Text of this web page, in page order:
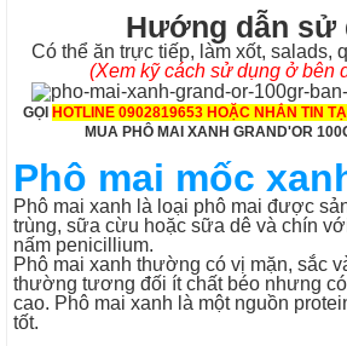
Hướng dẫn sử
Có thể ăn trực tiếp, làm xốt, salads,
(Xem kỹ cách sử dụng ở bên
GỌI HOTLINE 0902819653 HOẶC NHẮN TIN
MUA PHÔ MAI XANH GRAND'OR
Phô mai mốc
Phô mai xanh là loại phô mai được
trùng, sữa cừu hoặc sữa dê và chín
nấm penicillium.
Phô mai xanh thường có vị mặn, sắc
thường tương đối ít chất béo nhưng
cao. Phô mai xanh là một nguồn
tốt.